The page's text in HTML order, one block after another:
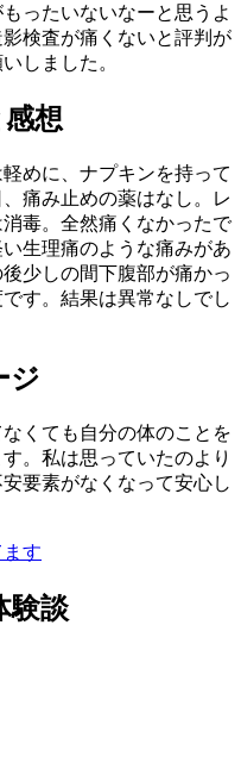
ったいないなーと思うよ
検査が痛くないと評判が
しました。
想
めに、ナプキンを持って
痛み止めの薬はなし。レ
毒。全然痛くなかったで
生理痛のような痛みがあ
少しの間下腹部が痛かっ
す。結果は異常なしでし
ジ
くても自分の体のことを
。私は思っていたのより
要素がなくなって安心し
す
験談